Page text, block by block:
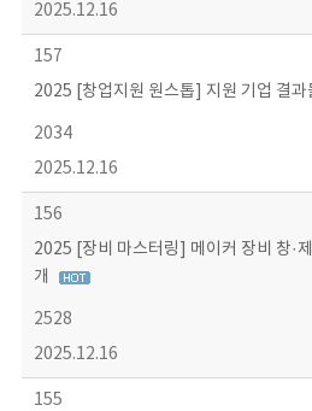
2025.12.16
157
2025 [창업지원 원스톱] 지원 기업 결과
2034
2025.12.16
156
2025 [장비 마스터링] 메이커 장비 창·
개
2528
2025.12.16
155